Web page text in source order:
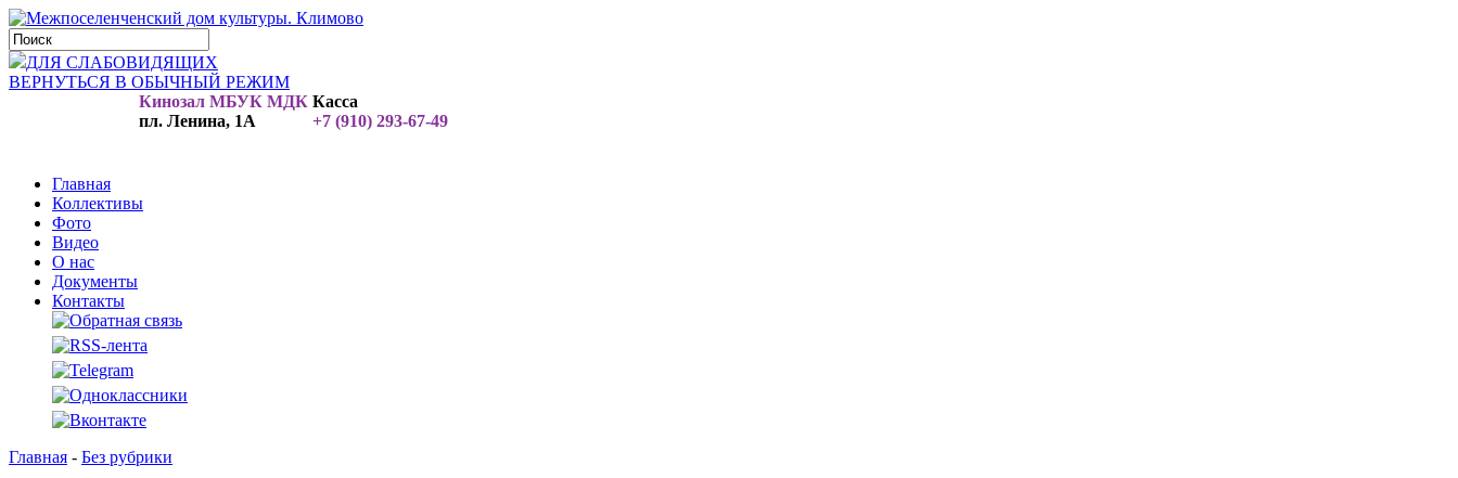
ДЛЯ СЛАБОВИДЯЩИХ
ВЕРНУТЬСЯ В ОБЫЧНЫЙ РЕЖИМ
Кинозал МБУК МДК
пл. Ленина, 1А
Касса
+7 (910) 293-67-49
Главная
Коллективы
Фото
Видео
О нас
Документы
Контакты
Главная - Без рубрики